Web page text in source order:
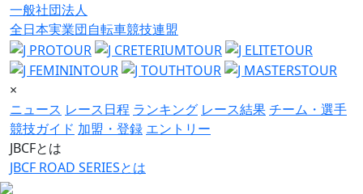
一般社団法人
全日本実業団自転車競技連盟
×
ニュース レース日程 ランキング レース結果チーム・選手
競技ガイド 加盟・登録 エントリー
JBCFとは
JBCF ROAD SERIESとは